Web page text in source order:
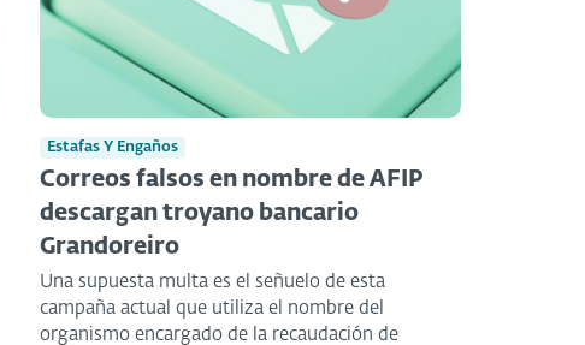
Estafas Y Engaños
Correos falsos en nombre de AFIP
descargan troyano bancario
Grandoreiro
Una supuesta multa es el señuelo de esta
campaña actual que utiliza el nombre del
organismo encargado de la recaudación de